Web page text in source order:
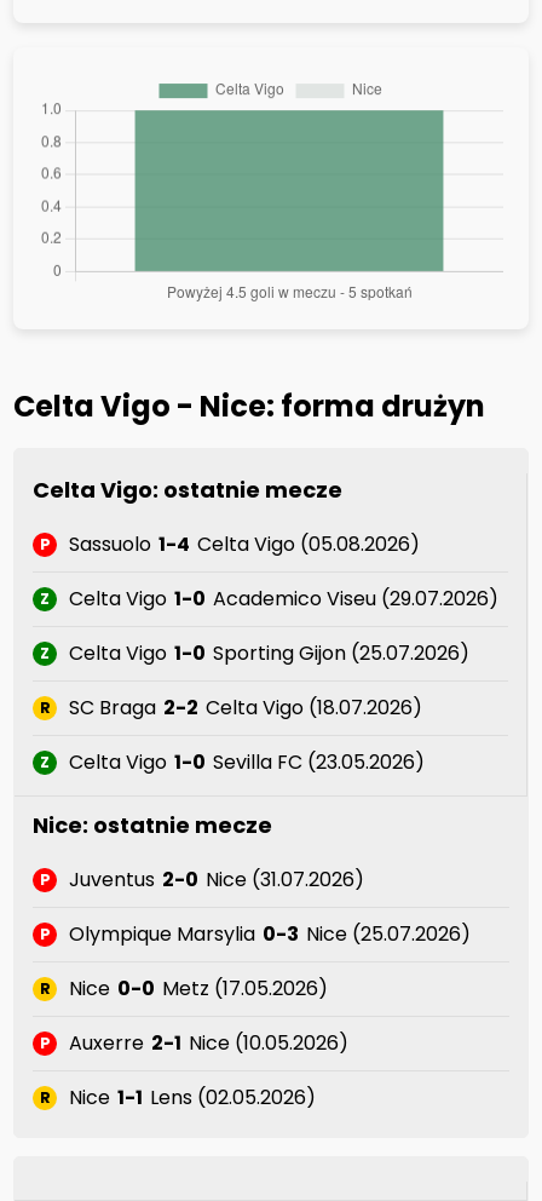
Celta Vigo - Nice: forma drużyn
Celta Vigo: ostatnie mecze
P Sassuolo 1-4 Celta Vigo (05.08.2026)
Z Celta Vigo 1-0 Academico Viseu (29.07.2026)
Z Celta Vigo 1-0 Sporting Gijon (25.07.2026)
R SC Braga 2-2 Celta Vigo (18.07.2026)
Z Celta Vigo 1-0 Sevilla FC (23.05.2026)
Nice: ostatnie mecze
P Juventus 2-0 Nice (31.07.2026)
P Olympique Marsylia 0-3 Nice (25.07.2026)
R Nice 0-0 Metz (17.05.2026)
P Auxerre 2-1 Nice (10.05.2026)
R Nice 1-1 Lens (02.05.2026)